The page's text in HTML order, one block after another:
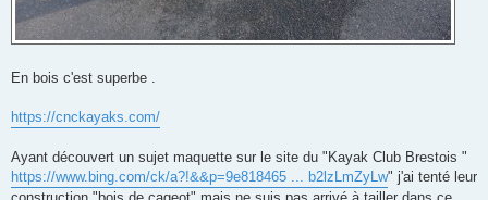
En bois c'est superbe .
https://cnckayaks.com/
Ayant découvert un sujet maquette sur le site du "Kayak Club Brestois "
https://www.bing.com/ck/a?!&&p=9e818465 ... b2lzLmZyLw" j'ai tenté leur